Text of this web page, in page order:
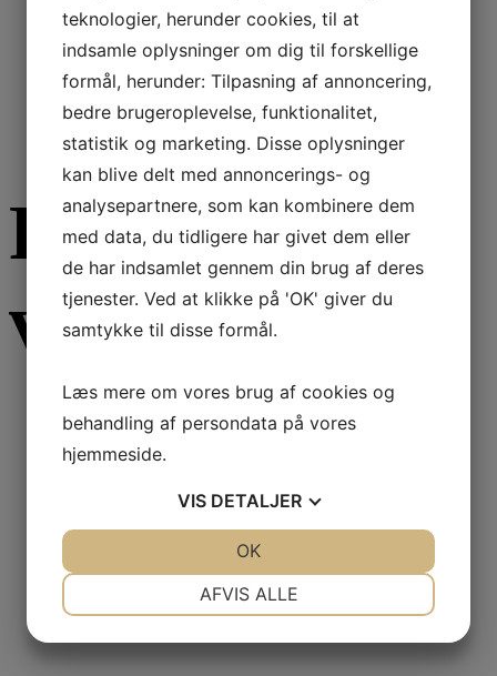
Lavendelelskere vil nyde denne kropsolie
139,50 kr.
Relaterede
varer
Læs mere
Kaffesæbe
teknologier, herunder cookies, til at
indsamle oplysninger om dig til forskellige
formål, herunder: Tilpasning af annoncering,
bedre brugeroplevelse, funktionalitet,
statistik og marketing. Disse oplysninger
kan blive delt med annoncerings- og
analysepartnere, som kan kombinere dem
med data, du tidligere har givet dem eller
de har indsamlet gennem din brug af deres
tjenester. Ved at klikke på 'OK' giver du
samtykke til disse formål.
Læs mere om vores brug af cookies og
behandling af persondata på vores
hjemmeside.
VIS DETALJER
AFVIS ALLE
OK